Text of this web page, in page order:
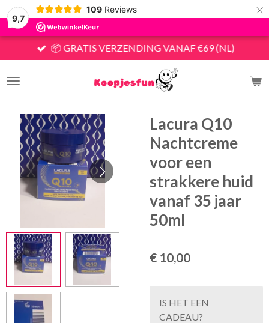
9,7
109 Reviews ×
📦 GRATIS VERZENDING VANAF €69 (NL)
Lacura Q10
Nachtcreme
voor een
strakkere huid
vanaf 35 jaar
50ml
€ 10,00
IS HET EEN
CADEAU?